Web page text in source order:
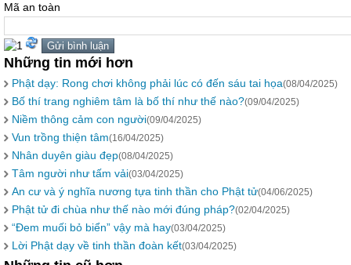
Mã an toàn
Những tin mới hơn
Phật dạy: Rong chơi không phải lúc có đến sáu tai họa(08/04/2025)
Bố thí trang nghiêm tâm là bố thí như thế nào?(09/04/2025)
Niềm thông cảm con người(09/04/2025)
Vun trồng thiện tâm(16/04/2025)
Nhân duyên giàu đẹp(08/04/2025)
Tâm người như tấm vải(03/04/2025)
An cư và ý nghĩa nương tựa tinh thần cho Phật tử(04/06/2025)
Phật tử đi chùa như thế nào mới đúng pháp?(02/04/2025)
“Đem muối bỏ biển” vậy mà hay(03/04/2025)
Lời Phật dạy về tinh thần đoàn kết(03/04/2025)